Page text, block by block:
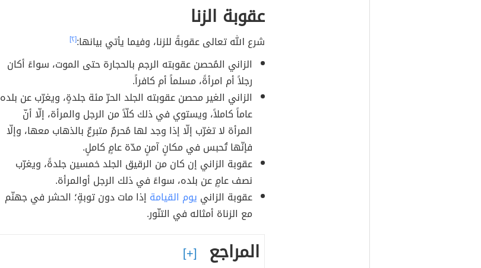
عقوبة الزنا
شرع الله تعالى عقوبةً للزنا، وفيما يأتي بيانها:[٢]
الزاني المُحصن عقوبته الرجم بالحجارة حتى الموت، سواءً أكان
رجلاً أم امرأةً، مسلماً أم كافراً.
الزاني الغير محصن عقوبته الجلد الحرّ مئة جلدةٍ، ويغرّب عن بلده
عاماً كاملاً، ويستوي في ذلك كلّاً من الرجل والمرأة، إلّا أنّ
المرأة لا تغرّب إلّا إذا وجد لها مُحرمٌ متبرعٌ بالذهاب معها، وإلّا
فإنّها تُحبس في مكانٍ آمنٍ مدّة عامٍ كاملٍ.
عقوبة الزاني إن كان من الرقيق الجلد خمسين جلدةً، ويغرّب
نصف عامٍ عن بلده، سواءً في ذلك الرجل أوالمرأة.
عقوبة الزاني يوم القيامة إذا مات دون توبةٍ؛ الحشر في جهنّم
مع الزناة أمثاله في التنّور.
المراجع